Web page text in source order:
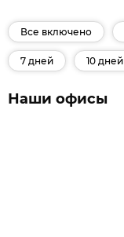
Все включено
7 дней 10 дней
Наши офисы